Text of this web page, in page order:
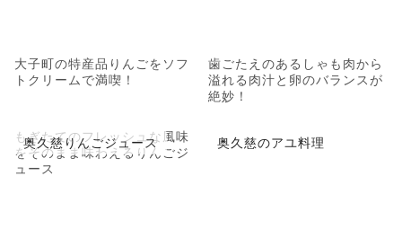
大子町の特産品りんごをソフ
トクリームで満喫！
歯ごたえのあるしゃも肉から
溢れる肉汁と卵のバランスが
絶妙！
奥久慈りんごジュース
もぎたてのフレッシュな風味
をそのまま味わえるりんごジ
ュース
奥久慈のアユ料理